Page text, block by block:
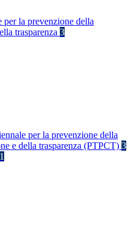
per la prevenzione della
trasparenza 3
per la prevenzione della
e della trasparenza (PTPCT) 3